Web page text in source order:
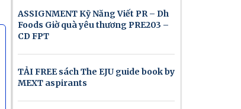
ASSIGNMENT Kỹ Năng Viết PR – Dh
Foods Giờ quà yêu thương PRE203 –
CD FPT
TẢI FREE sách The EJU guide book by
MEXT aspirants